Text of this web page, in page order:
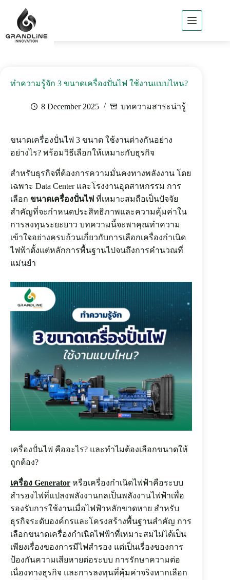
Home
GLi
Business
Products
Project
Reference
/ Csr
Contact
GLi
TH
P
:
(
0
2
5
3
9
7
9
ทำความรู้จัก 3 ขนาดเครื่องปั่นไฟ ใช้งานแบบไหน?
8 December 2025 บทความสาระน่ารู้
ขนาดเครื่องปั่นไฟ 3 ขนาด ใช้งานต่างกันอย่าง
อย่างไร? พร้อมวิธีเลือกให้เหมาะกับธุรกิจ
สำหรับธุรกิจที่ต้องการความมั่นคงทางพลังงาน โดย
เฉพาะ Data Center และโรงงานอุตสาหกรรม การ
เลือก ขนาดเครื่องปั่นไฟ ที่เหมาะสมถือเป็นปัจจัย
สำคัญที่จะกำหนดประสิทธิภาพและความคุ้มค่าใน
การลงทุนระยะยาว บทความนี้จะพาคุณทำความ
เข้าใจอย่างครบถ้วนเกี่ยวกับการเลือกเครื่องกำเนิด
ไฟฟ้าตั้งแต่หลักการพื้นฐานไปจนถึงการคำนวณที่
แม่นยำ
เครื่องปั่นไฟ คืออะไร? และทำไมต้องเลือกขนาดให้
ถูกต้อง?
เครื่อง Generator หรือเครื่องกำเนิดไฟฟ้าคือระบบ
สำรองไฟที่แปลงพลังงานกลเป็นพลังงานไฟฟ้าเพื่อ
รองรับการใช้งานเมื่อไฟฟ้าหลักขาดหาย สำหรับ
ธุรกิจระดับองค์กรและโครงสร้างพื้นฐานสำคัญ การ
เลือกขนาดเครื่องกำเนิดไฟฟ้าที่เหมาะสมไม่ได้เป็น
เพียงเรื่องของการมีไฟสำรอง แต่เป็นเรื่องของการ
ป้องกันความเสียหายต่อระบบ การรักษาความต่อ
เนื่องทางธุรกิจ และการลงทุนที่คุ้มค่าจริงหากเลือก